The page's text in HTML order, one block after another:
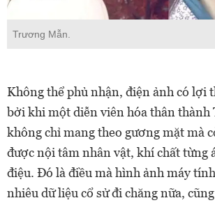
Trương Mẫn.
Không thể phủ nhận, điện ảnh có lợi
bởi khi một diễn viên hóa thân thành
không chỉ mang theo gương mặt mà
được nội tâm nhân vật, khí chất từng
điệu. Đó là điều mà hình ảnh máy
nhiêu dữ liệu cổ sử đi chăng nữa,